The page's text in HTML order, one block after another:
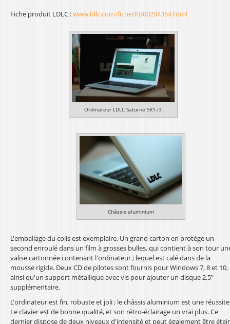
Fiche produit LDLC :www.ldlc.com/fiche/PB00204354.html
Ordinateur LDLC Saturne SK1-i3
Châssis aluminium
L'emballage du colis est exemplaire. Un grand carton en protège un
second enroulé dans un film à grosses bulles, qui contient à son tour
valise cartonnée contenant l'ordinateur ; lequel est calé dans de la
mousse rigide. Deux CD de pilotes sont fournis pour Windows 7, 8 et 10,
ainsi qu'un support métallique avec vis pour ajouter un disque 2,5"
supplémentaire.
L'ordinateur est fin, robuste et joli ; le châssis aluminium est une
Le clavier est de bonne qualité, et son rétro-éclairage un vrai plus. Ce
dernier dispose de deux niveaux d'intensité et peut également être